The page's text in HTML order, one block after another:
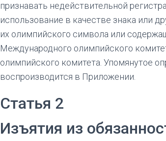
признавать недействительной
использование в качестве знака или
их олимпийского символа или
Международного олимпийского
олимпийского комитета. Упомянутое
воспроизводится в Приложении.
Статья 2
Изъятия из